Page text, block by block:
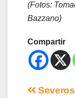
(Fotos:
Bazzano)
Compartir